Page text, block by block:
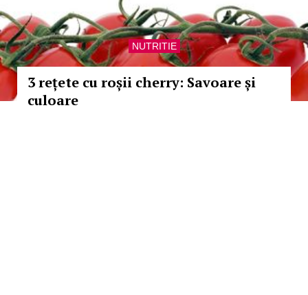
NUTRITIE
3 rețete cu roșii cherry: Savoare și
culoare